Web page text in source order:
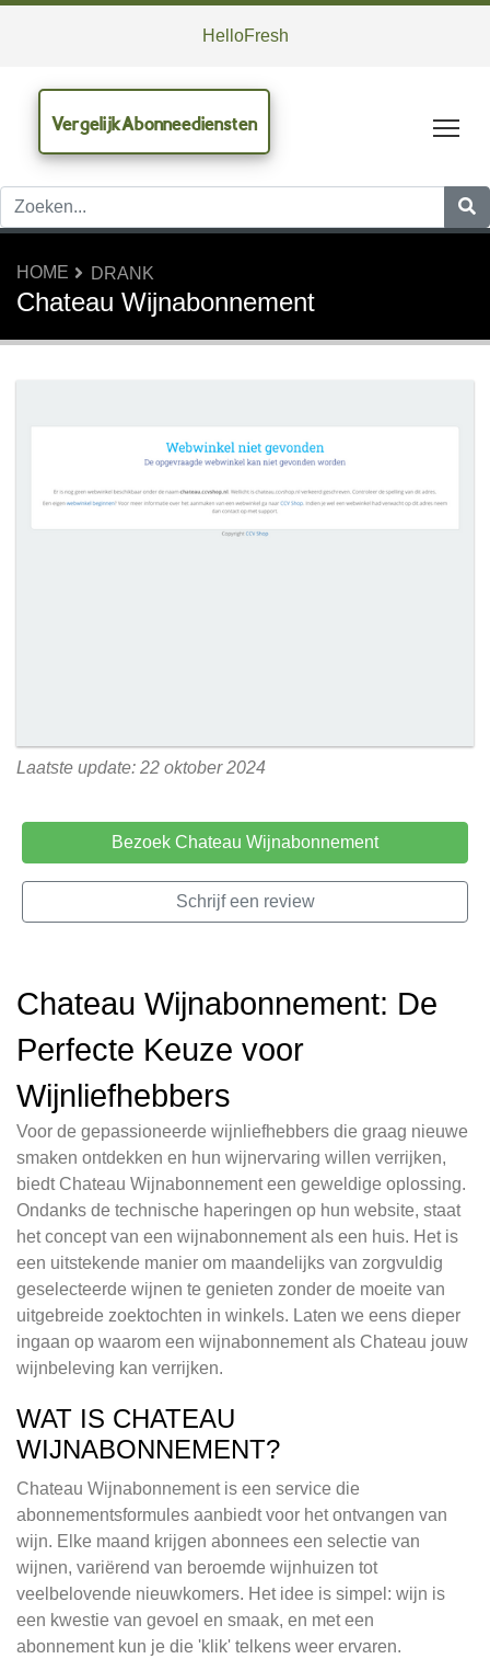
HelloFresh
VergelijkAbonneediensten
HOME DRANK
Chateau Wijnabonnement
Laatste update: 22 oktober 2024
Bezoek Chateau Wijnabonnement
Schrijf een review
Chateau Wijnabonnement: De
Perfecte Keuze voor
Wijnliefhebbers
Voor de gepassioneerde wijnliefhebbers die graag nieuwe
smaken ontdekken en hun wijnervaring willen verrijken,
biedt Chateau Wijnabonnement een geweldige oplossing.
Ondanks de technische haperingen op hun website, staat
het concept van een wijnabonnement als een huis. Het is
een uitstekende manier om maandelijks van zorgvuldig
geselecteerde wijnen te genieten zonder de moeite van
uitgebreide zoektochten in winkels. Laten we eens dieper
ingaan op waarom een wijnabonnement als Chateau jouw
wijnbeleving kan verrijken.
WAT IS CHATEAU
WIJNABONNEMENT?
Chateau Wijnabonnement is een service die
abonnementsformules aanbiedt voor het ontvangen van
wijn. Elke maand krijgen abonnees een selectie van
wijnen, variërend van beroemde wijnhuizen tot
veelbelovende nieuwkomers. Het idee is simpel: wijn is
een kwestie van gevoel en smaak, en met een
abonnement kun je die 'klik' telkens weer ervaren.